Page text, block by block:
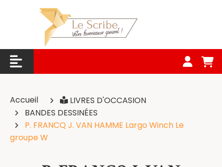
Accueil
LIVRES D'OCCASION
BANDES DESSINÉES
P. FRANCQ J. VAN HAMME Largo Winch Le
groupe W